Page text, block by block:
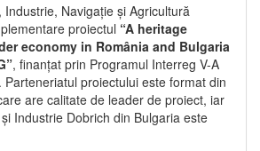
Navigație și Agricultură
proiectul “A heritage
economy in România and Bulgaria
, finanțat prin Programul Interreg V-A
Parteneriatul proiectului este format din
are calitate de leader de proiect, iar
Industrie Dobrich din Bulgaria este